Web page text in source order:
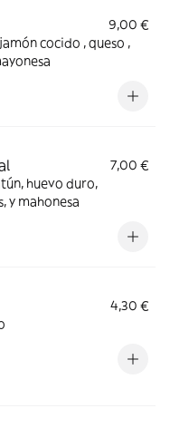
9,00 €
cocido , queso ,
7,00 €
huevo duro,
y mahonesa
4,30 €